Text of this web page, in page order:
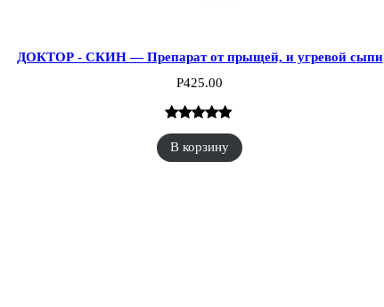
ДОКТОР - СКИН — Препарат от прыщей, и угревой сыпи
Р425.00
Рейтинг
5.00из 5 на
4
В корзину